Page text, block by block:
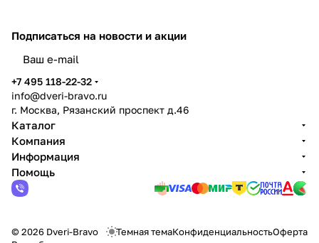
Подписаться на новости и акции
+7 495 118-22-32
info@dveri-bravo.ru
г. Москва, Рязанский проспект д.46
Каталог
Компания
Информация
Помощь
© 2026 Dveri-Bravo Темная темаКонфиденциальностьОферта